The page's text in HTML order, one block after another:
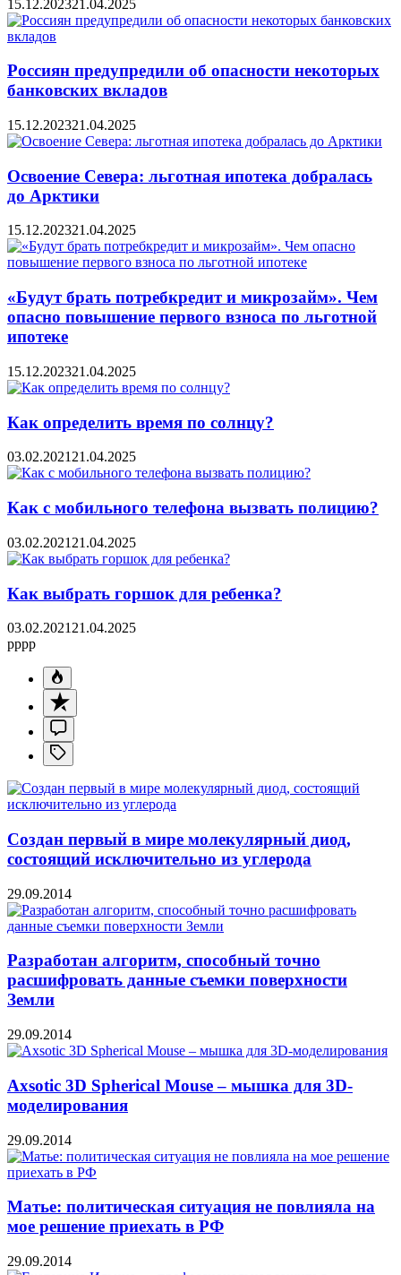
15.12.202321.04.2025
Россиян предупредили об опасности некоторых
банковских вкладов
15.12.202321.04.2025
Освоение Севера: льготная ипотека добралась
до Арктики
15.12.202321.04.2025
«Будут брать потребкредит и микрозайм». Чем
опасно повышение первого взноса по льготной
ипотеке
15.12.202321.04.2025
Как определить время по солнцу?
03.02.2021 21.04.2025
Как с мобильного телефона вызвать полицию?
03.02.2021 21.04.2025
Как выбрать горшок для ребенка?
03.02.2021 21.04.2025
pppp
Создан первый в мире молекулярный диод,
состоящий исключительно из углерода
29.09.2014
Разработан алгоритм, способный точно
расшифровать данные съемки поверхности
Земли
29.09.2014
Axsotic 3D Spherical Mouse – мышка для 3D-
моделирования
29.09.2014
Матье: политическая ситуация не повлияла на
мое решение приехать в РФ
29.09.2014